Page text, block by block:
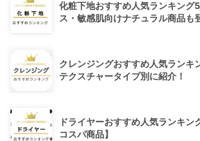
化粧下地おすすめ人気ランキング
ス・敏感肌向けナチュラル商品も
クレンジングおすすめ人気ランキ
テクスチャータイプ別に紹介！
ドライヤーおすすめ人気ランキン
コスパ商品】